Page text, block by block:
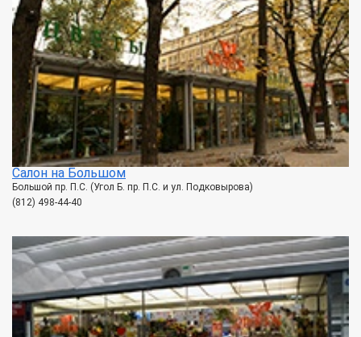
Салон на Большом
Большой пр. П.С. (Угол Б. пр. П.С. и ул. Подковырова)
(812) 498-44-40